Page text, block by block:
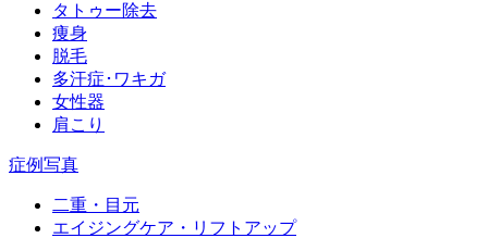
タトゥー除去
痩身
脱毛
多汗症･ワキガ
女性器
肩こり
症例写真
二重・目元
エイジングケア・リフトアップ